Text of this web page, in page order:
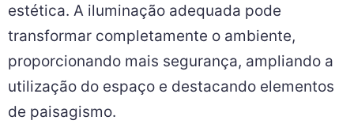
estética. A iluminação adequada pode
transformar completamente o ambiente,
proporcionando mais segurança, ampliando a
utilização do espaço e destacando elementos
de paisagismo.